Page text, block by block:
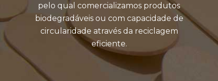
pelo qual comercializamos produtos
biodegradáveis ou com capacidade de
circularidade através da reciclagem
eficiente.